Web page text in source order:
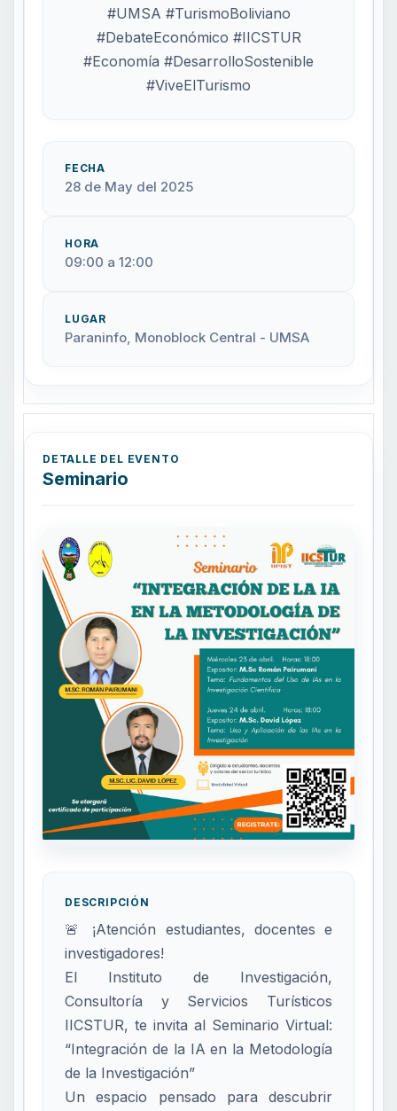
#UMSA #TurismoBoliviano
#DebateEconómico #IICSTUR
#Economía #DesarrolloSostenible
#ViveElTurismo
FECHA
28 de May del 2025
HORA
09:00 a 12:00
LUGAR
Paraninfo, Monoblock Central - UMSA
DETALLE DEL EVENTO
Seminario
DESCRIPCIÓN
🚨 ¡Atención estudiantes, docentes e
investigadores!
El Instituto de Investigación,
Consultoría y Servicios Turísticos
IICSTUR, te invita al Seminario Virtual:
“Integración de la IA en la Metodología
de la Investigación”
Un espacio pensado para descubrir